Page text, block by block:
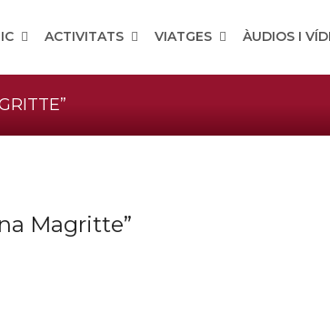
ACTIVITATS VIATGES ÀUDIOS I
Magritte”